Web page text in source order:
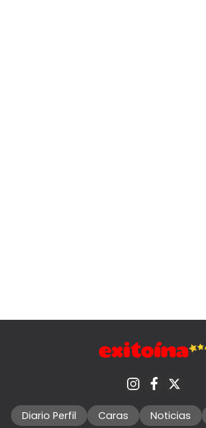
Diario Perfil Caras Noticias